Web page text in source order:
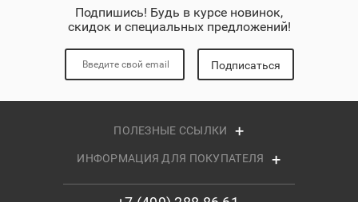
Подпишись! Будь в курсе новинок,
скидок и специальных предложений!
Подписаться
ПОЛЕЗНЫЕ ССЫЛКИ
ИНФОРМАЦИЯ ДЛЯ ПОКУПАТЕЛЯ